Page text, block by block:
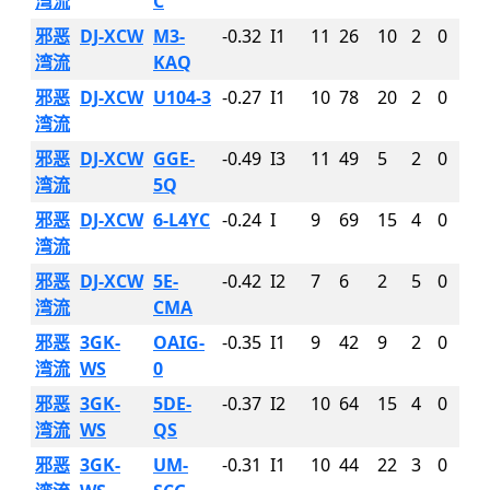
邪恶
湾流
DJ-XCW M3-
KAQ
-0.32 I1 11 26 10 2 0
邪恶
湾流
DJ-XCW U104-3 -0.27 I1 10 78 20 2 0
邪恶
湾流
DJ-XCW GGE-
5Q
-0.49 I3 11 49 5 2 0
邪恶
湾流
DJ-XCW 6-L4YC -0.24 I 9 69 15 4 0
邪恶
湾流
DJ-XCW 5E-
CMA
-0.42 I2 7 6 2 5 0
邪恶
湾流
3GK-
WS
OAIG-
0
-0.35 I1 9 42 9 2 0
邪恶
湾流
3GK-
WS
5DE-
QS
-0.37 I2 10 64 15 4 0
邪恶 3GK-
UM-
-0.31 I1 10 44 22 3 0